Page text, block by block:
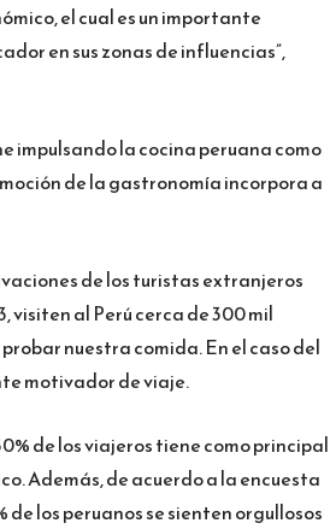
el cual es un importante
en sus zonas de influencias”,
impulsando la cocina peruana como
de la gastronomía incorpora a
de los turistas extranjeros
visiten al Perú cerca de 300 mil
nuestra comida. En el caso del
motivador de viaje.
de los viajeros tiene como principal
Además, de acuerdo a la encuesta
los peruanos se sienten orgullosos